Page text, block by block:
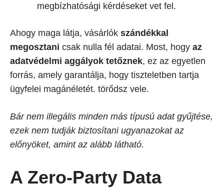
megbízhatósági kérdéseket vet fel.
Ahogy maga látja, vásárlók szándékkal
megosztani csak nulla fél adatai. Most, hogy az
adatvédelmi aggályok tetőznek, ez az egyetlen
forrás, amely garantálja, hogy tiszteletben tartja
ügyfelei magánéletét. törődsz vele.
Bár nem illegális minden más típusú adat gyűjtése,
ezek nem tudják biztosítani ugyanazokat az
előnyöket, amint az alább látható.
A Zero-Party Data